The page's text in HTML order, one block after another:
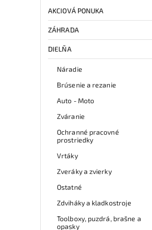
AKCIOVÁ PONUKA
ZÁHRADA
DIELŇA
Náradie
Brúsenie a rezanie
Auto - Moto
Zváranie
Ochranné pracovné
prostriedky
Vrtáky
Zveráky a zvierky
Ostatné
Zdviháky a kladkostroje
Toolboxy, puzdrá, brašne a
opasky